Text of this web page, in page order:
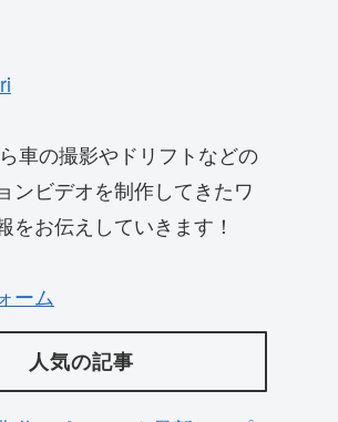
車の撮影やドリフトなどの
ンビデオを制作してきたワ
をお伝えしていきます！
ーム
人気の記事